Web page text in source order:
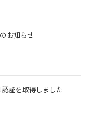
お知らせ
証を取得しました